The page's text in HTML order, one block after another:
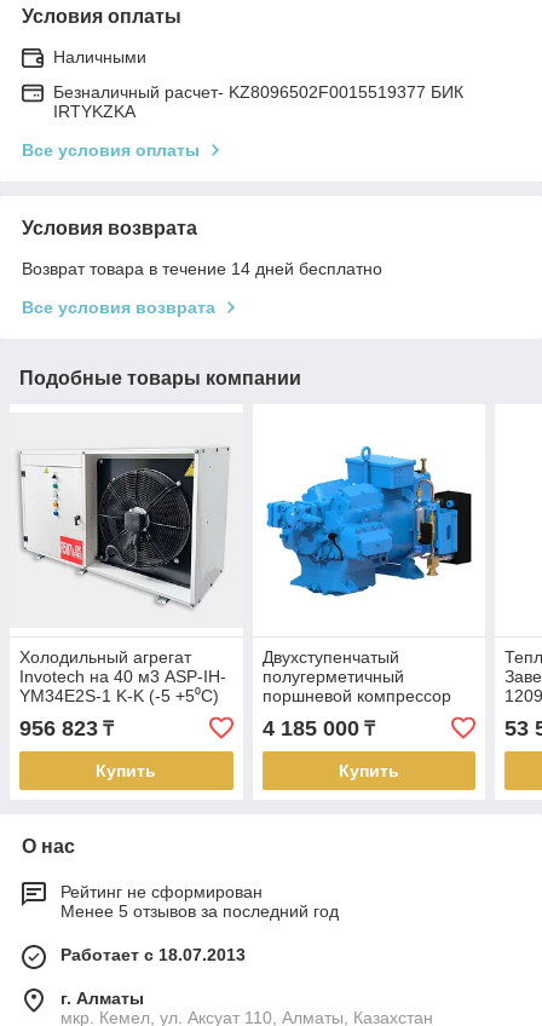
Условия оплаты
Наличными
Безналичный расчет- KZ8096502F0015519377 БИК
IRTYKZKA
Все условия оплаты
Условия возврата
Возврат товара в течение 14 дней бесплатно
Все условия возврата
Подобные товары компании
Холодильный агрегат
Invotech на 40 м3 ASP-IH-
YM34E2S-1 K-K (-5 +5⁰С)
956 823 ₸
Купить
Двухступенчатый
полугерметичный
поршневой компрессор
Frascold 2Z40-123.62Y
4 185 000₸
Купить
53
О нас
Рейтинг не сформирован
Менее 5 отзывов за последний год
Работает с 18.07.2013
г. Алматы
мкр. Кемел, ул. Аксуат 110, Алматы, Казахстан